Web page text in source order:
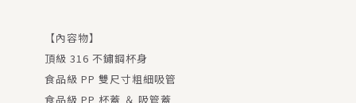
【內容物】
頂級 316 不鏽鋼杯身
食品級 PP 雙尺寸粗細吸管
食品級 PP 杯蓋 ＆ 吸管蓋